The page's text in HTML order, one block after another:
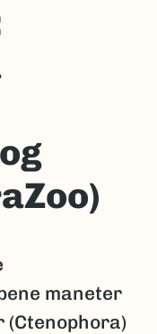
maneter
(Ctenophora)